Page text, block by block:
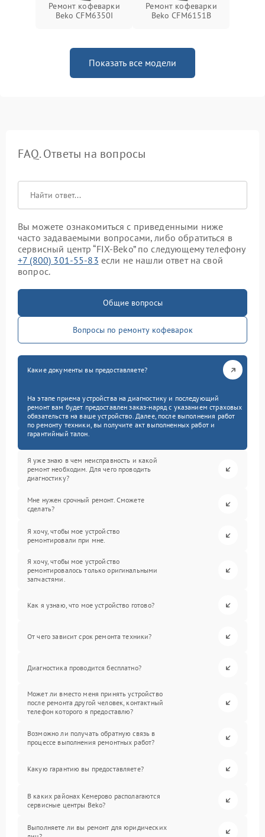
Ремонт кофеварки
Beko CFM6350I
Ремонт кофеварки
Beko CFM6151B
Показать все модели
FAQ. Ответы на вопросы
Вы можете ознакомиться с приведенными ниже
часто задаваемыми вопросами, либо обратиться в
сервисный центр “FIX-Beko” по следующему телефону
+7 (800) 301-55-83 если не нашли ответ на свой
вопрос.
Общие вопросы
Вопросы по ремонту кофеварок
Какие документы вы предоставляете?
На этапе приема устройства на диагностику и последующий
ремонт вам будет предоставлен заказ-наряд с указанием страховых
обязательств на ваше устройство. Далее, после выполнения работ
по ремонту техники, вы получите акт выполненных работ и
гарантийный талон.
Я уже знаю в чем неисправность и какой
ремонт необходим. Для чего проводить
диагностику?
Мне нужен срочный ремонт. Сможете
сделать?
Я хочу, чтобы мое устройство
ремонтировали при мне.
Я хочу, чтобы мое устройство
ремонтировалось только оригинальными
запчастями.
Как я узнаю, что мое устройство готово?
От чего зависит срок ремонта техники?
Диагностика проводится бесплатно?
Может ли вместо меня принять устройство
после ремонта другой человек, контактный
телефон которого я предоставлю?
Возможно ли получать обратную связь в
процессе выполнения ремонтных работ?
Какую гарантию вы предоставляете?
В каких районах Кемерово располагаются
сервисные центры Beko?
Выполняете ли вы ремонт для юридических